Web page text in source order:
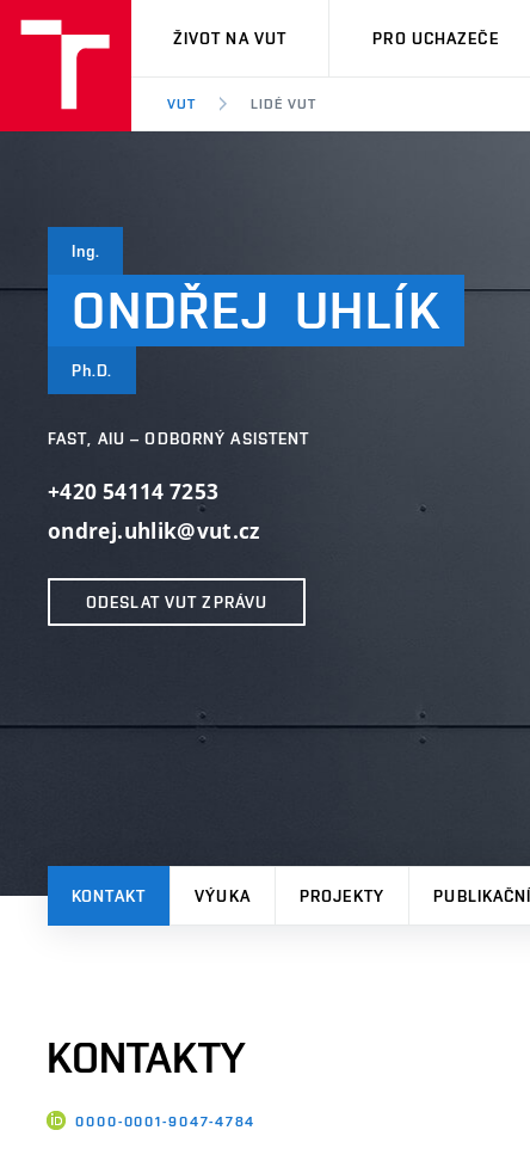
VUT
ŽIVOT NA VUT PRO UCHAZEČE
VUT LIDÉ VUT
Ing.
ONDŘEJ UHLÍK
Ph.D.
FAST, AIU – ODBORNÝ ASISTENT
+420 54114 7253
ondrej.uhlik@vut.cz
ODESLAT VUT ZPRÁVU
KONTAKT VÝUKA PROJEKTY
KONTAKTY
0000-0001-9047-4784